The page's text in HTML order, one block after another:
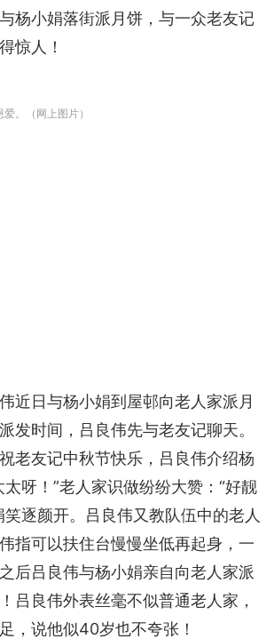
杨小娟落街派月饼，与一众老友记
惊人！
。（网上图片）
近日与杨小娟到屋邨向老人家派月
发时间，吕良伟先与老友记聊天。
老友记中秋节快乐，吕良伟介绍杨
呀！”老人家识做纷纷大赞：“好靓
笑逐颜开。吕良伟又教队伍中的老人
指可以扶住台慢慢坐低再起身，一
后吕良伟与杨小娟亲自向老人家派
吕良伟外表丝毫不似普通老人家，
，说他似40岁也不夸张！